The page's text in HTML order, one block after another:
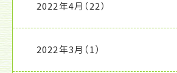
2022年4月 （22）
2022年3月 （1）